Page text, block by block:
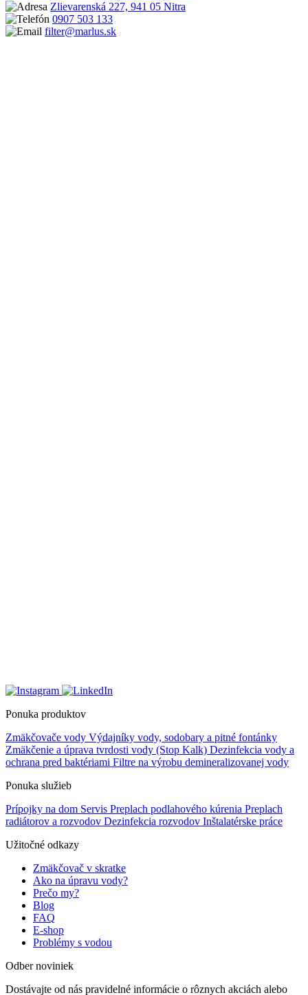
Zlievarenská 227, 941 05 Nitra
0907 503 133
filter@marlus.sk
Ponuka produktov
Zmäkčovače vody Výdajníky vody, sodobary a pitné fontánky
Zmäkčenie a úprava tvrdosti vody (Stop Kalk) Dezinfekcia vody a
ochrana pred baktériami Filtre na výrobu demineralizovanej vody
Ponuka služieb
Prípojky na dom Servis Preplach podlahového kúrenia Preplach
radiátorov a rozvodov Dezinfekcia rozvodov Inštalatérske práce
Užitočné odkazy
Zmäkčovač v skratke
Ako na úpravu vody?
Prečo my?
Blog
FAQ
E-shop
Problémy s vodou
Odber noviniek
Dostávajte od nás pravidelné informácie o rôznych akciách alebo